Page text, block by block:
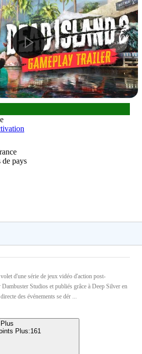
pays
d'une série de jeux vidéo d'action post-
Studios et publiés grâce à Deep Silver en
des événements se dér ...
Plus:161